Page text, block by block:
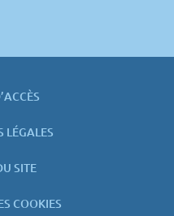
LÉGALES
SITE
COOKIES